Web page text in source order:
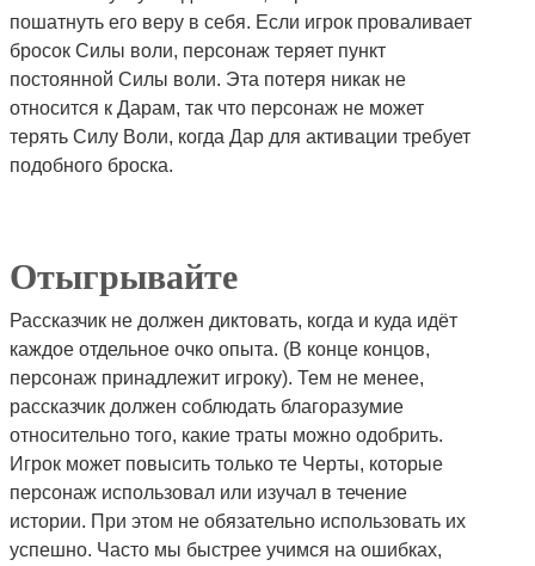
пошатнуть его веру в себя. Если игрок проваливает
бросок Силы воли, персонаж теряет пункт
постоянной Силы воли. Эта потеря никак не
относится к Дарам, так что персонаж не может
терять Силу Воли, когда Дар для активации требует
подобного броска.
Отыгрывайте
Рассказчик не должен диктовать, когда и куда идёт
каждое отдельное очко опыта. (В конце концов,
персонаж принадлежит игроку). Тем не менее,
рассказчик должен соблюдать благоразумие
относительно того, какие траты можно одобрить.
Игрок может повысить только те Черты, которые
персонаж использовал или изучал в течение
истории. При этом не обязательно использовать их
успешно. Часто мы быстрее учимся на ошибках,